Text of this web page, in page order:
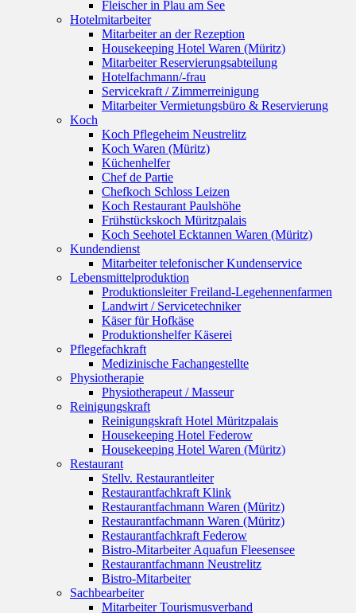
Fleischer in Plau am See
Hotelmitarbeiter
Mitarbeiter an der Rezeption
Housekeeping Hotel Waren (Müritz)
Mitarbeiter Reservierungsabteilung
Hotelfachmann/-frau
Servicekraft / Zimmerreinigung
Mitarbeiter Vermietungsbüro & Reservierung
Koch
Koch Pflegeheim Neustrelitz
Koch Waren (Müritz)
Küchenhelfer
Chef de Partie
Chefkoch Schloss Leizen
Koch Restaurant Paulshöhe
Frühstückskoch Müritzpalais
Koch Seehotel Ecktannen Waren (Müritz)
Kundendienst
Mitarbeiter telefonischer Kundenservice
Lebensmittelproduktion
Produktionsleiter Freiland-Legehennenfarmen
Landwirt / Servicetechniker
Käser für Hofkäse
Produktionshelfer Käserei
Pflegefachkraft
Medizinische Fachangestellte
Physiotherapie
Physiotherapeut / Masseur
Reinigungskraft
Reinigungskraft Hotel Müritzpalais
Housekeeping Hotel Federow
Housekeeping Hotel Waren (Müritz)
Restaurant
Stellv. Restaurantleiter
Restaurantfachkraft Klink
Restaurantfachmann Waren (Müritz)
Restaurantfachmann Waren (Müritz)
Restaurantfachkraft Federow
Bistro-Mitarbeiter Aquafun Fleesensee
Restaurantfachmann Neustrelitz
Bistro-Mitarbeiter
Sachbearbeiter
Mitarbeiter Tourismusverband